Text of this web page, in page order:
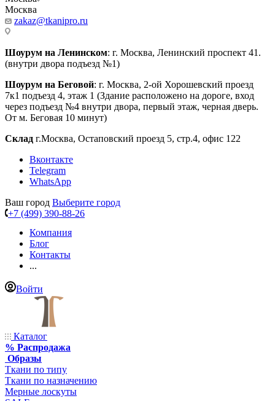
Москва
zakaz@tkanipro.ru
Шоурум на Ленинском: г. Москва, Ленинский проспект 41.
(внутри двора подъезд №1)
Шоурум на Беговой: г. Москва, 2-ой Хорошевский проезд
7к1 подъезд 4, этаж 1 (Здание расположено на дороге, вход
через подъезд №4 внутри двора, первый этаж, черная дверь.
От м. Беговая 10 минут)
Склад г.Москва, Остаповский проезд 5, стр.4, офис 122
Вконтакте
Telegram
WhatsApp
Ваш город Выберите город
+7 (499) 390-88-26
Компания
Блог
Контакты
...
Войти
Каталог
% Распродажа
Образы
Ткани по типу
Ткани по назначению
Мерные лоскуты